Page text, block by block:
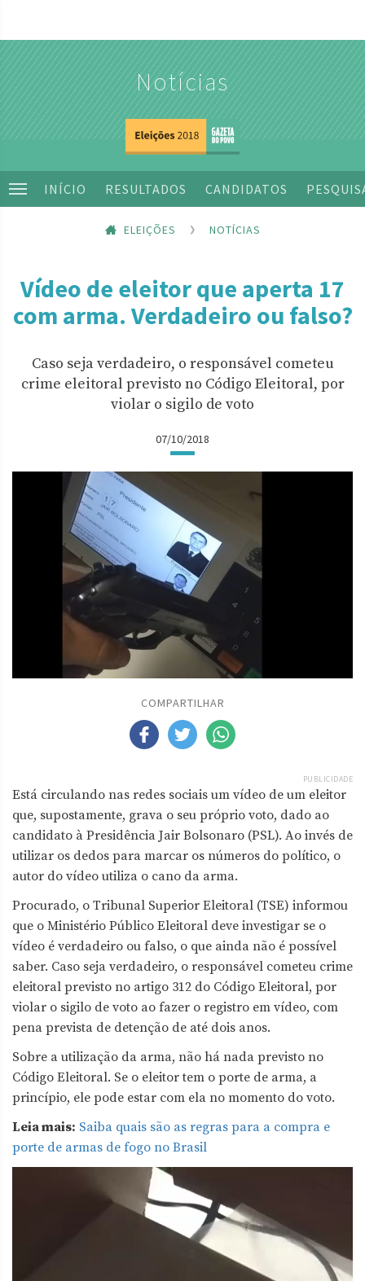
Notícias
INÍCIO RESULTADOS CANDIDATOS
ELEIÇÕES NOTÍCIAS
Vídeo de eleitor que aperta 17
com arma. Verdadeiro ou falso?
Caso seja verdadeiro, o responsável cometeu
crime eleitoral previsto no Código Eleitoral, por
violar o sigilo de voto
07/10/2018
COMPARTILHAR
PUBLICIDADE
Está circulando nas redes sociais um vídeo de um eleitor
que, supostamente, grava o seu próprio voto, dado ao
candidato à Presidência Jair Bolsonaro (PSL). Ao invés de
utilizar os dedos para marcar os números do político, o
autor do vídeo utiliza o cano da arma.
Procurado, o Tribunal Superior Eleitoral (TSE) informou
que o Ministério Público Eleitoral deve investigar se o
vídeo é verdadeiro ou falso, o que ainda não é possível
saber. Caso seja verdadeiro, o responsável cometeu crime
eleitoral previsto no artigo 312 do Código Eleitoral, por
violar o sigilo de voto ao fazer o registro em vídeo, com
pena prevista de detenção de até dois anos.
Sobre a utilização da arma, não há nada previsto no
Código Eleitoral. Se o eleitor tem o porte de arma, a
princípio, ele pode estar com ela no momento do voto.
Leia mais: Saiba quais são as regras para a compra e
porte de armas de fogo no Brasil